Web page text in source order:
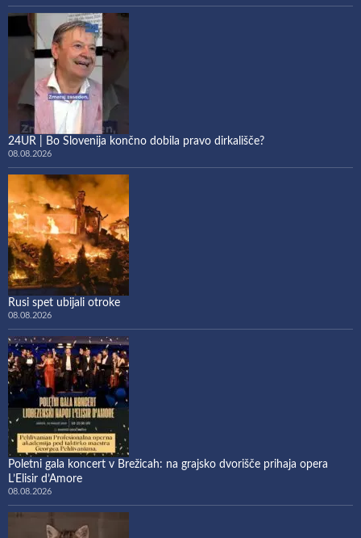
24UR | Bo Slovenija končno dobila pravo dirkališče?
08.08.2026
Rusi spet ubijali otroke
08.08.2026
Poletni gala koncert v Brežicah: na grajsko dvorišče prihaja opera
L’Elisir d’Amore
08.08.2026